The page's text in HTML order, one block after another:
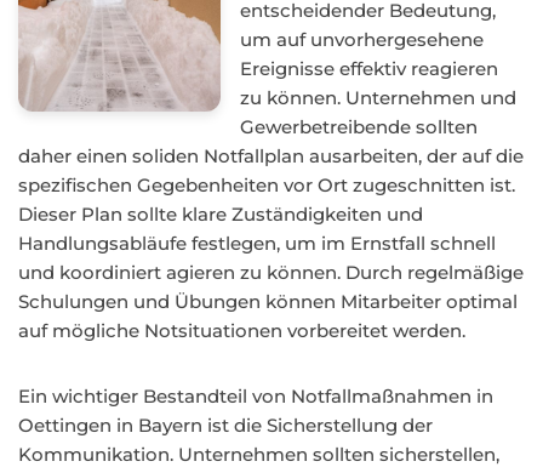
entscheidender Bedeutung,
um auf unvorhergesehene
Ereignisse effektiv reagieren
zu können. Unternehmen und
Gewerbetreibende sollten
daher einen soliden Notfallplan ausarbeiten, der auf die
spezifischen Gegebenheiten vor Ort zugeschnitten ist.
Dieser Plan sollte klare Zuständigkeiten und
Handlungsabläufe festlegen, um im Ernstfall schnell
und koordiniert agieren zu können. Durch regelmäßige
Schulungen und Übungen können Mitarbeiter optimal
auf mögliche Notsituationen vorbereitet werden.
Ein wichtiger Bestandteil von Notfallmaßnahmen in
Oettingen in Bayern ist die Sicherstellung der
Kommunikation. Unternehmen sollten sicherstellen,